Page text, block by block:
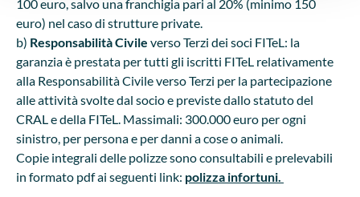
100 euro, salvo una franchigia pari al 20% (minimo 150
euro) nel caso di strutture private.
b) Responsabilità Civile verso Terzi dei soci FITeL: la
garanzia è prestata per tutti gli iscritti FITeL relativamente
alla Responsabilità Civile verso Terzi per la partecipazione
alle attività svolte dal socio e previste dallo statuto del
CRAL e della FITeL. Massimali: 300.000 euro per ogni
sinistro, per persona e per danni a cose o animali.
Copie integrali delle polizze sono consultabili e prelevabili
in formato pdf ai seguenti link: polizza infortuni.